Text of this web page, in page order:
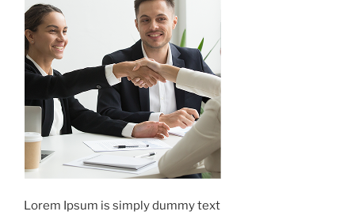
Lorem Ipsum is simply dummy text